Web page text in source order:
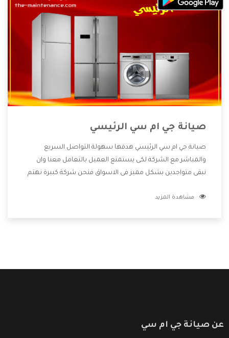
صيانة جي ام سي الرئيسي
صيانة جي ام سي الرئيسي هدفها سهولة التواصل السريع
والمباشر مع الشركة لكى يستمتع العميل بالتعامل معنا وان
نبقى متواجدين بشكل مميز فى الاسواق فنحن شركة كبيرة نهتم
الشركة بها والتى تكون منها خدمة الصيانة التى تكون من أهم
مشاهدة المزيد
عن صيانة جي ام سي